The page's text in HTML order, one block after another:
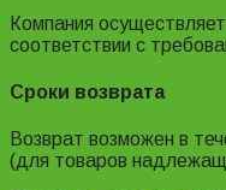
Компания
соответствии с
Сроки возврата
Возврат возможен в
(для товаров